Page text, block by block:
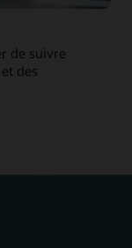
de suivre
des